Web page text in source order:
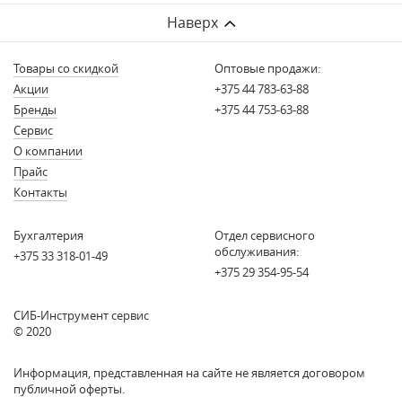
Наверх
Товары со скидкой
Акции
Бренды
Сервис
О компании
Прайс
Контакты
Оптовые продажи:
+375 44 783-63-88
+375 44 753-63-88
Бухгалтерия
+375 33 318-01-49
Отдел сервисного
обслуживания:
+375 29 354-95-54
СИБ-Инструмент сервис
© 2020
Информация, представленная на сайте не является договором
публичной оферты.